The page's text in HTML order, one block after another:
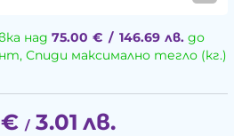
над 75.00 € / 146.69 лв.до
Спиди максимално тегло (кг.)
€ / 3.01 лв.